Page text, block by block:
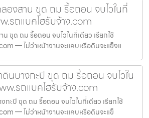
ลองสาน ขุด ถม รื้อถอน จบไวในที่
รถแบคโฮรับจ้าง.com
น ขุด ถม รื้อถอน จบไวในที่เดียว เรียกใช้
— ไม่ว่าหน้างานจะแคบหรือดินจะแข็งแ
นบางกะปิ ขุด ถม รื้อถอน จบไวใน
รถแบคโฮรับจ้าง.com
ะปิ ขุด ถม รื้อถอน จบไวในที่เดียว เรียกใช้
— ไม่ว่าหน้างานจะแคบหรือดินจะแข็